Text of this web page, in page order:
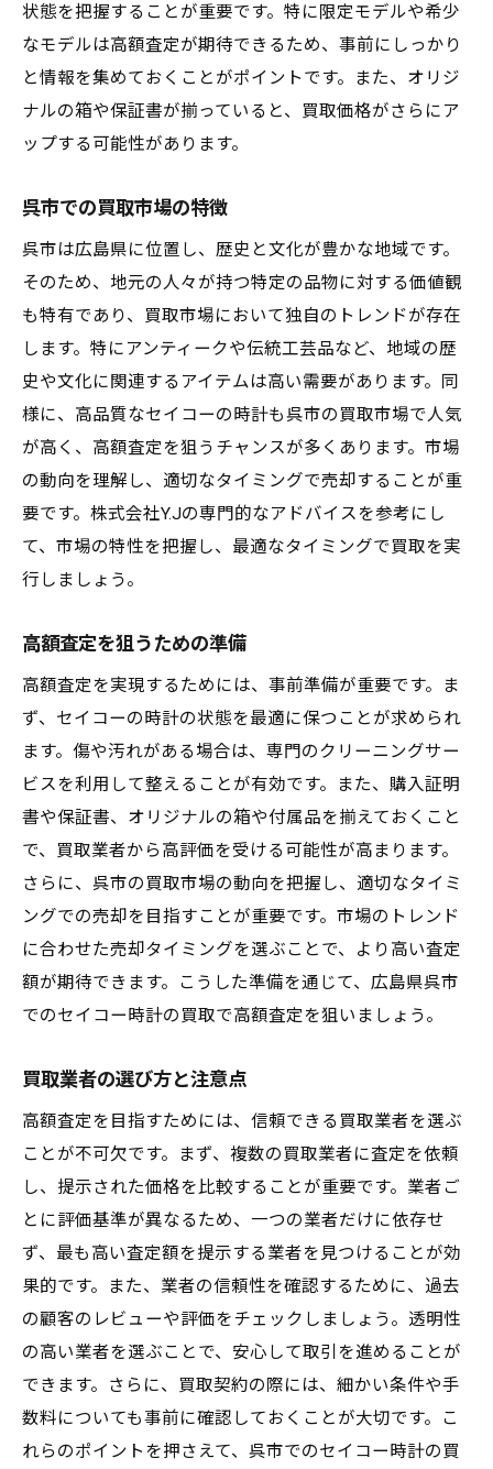
呉市でセイコーの買取価格を最大化するための
査定プロセス
時計のコンディションチェックポイント
買取業者とのコミュニケーション方法
査定額を引き上げるための交渉術
呉市での査定サービスの選び方
セイコー買取時に注意すべき重要なポイントと
は？
偽物に注意！本物のセイコーを見分ける方
法
買取契約時の注意点
査定結果に満足できない場合の対応策
信頼できる買取業者の見極め方
呉市でセイコーの時計を最高額で買取してもら
う方法
セイコー時計を高く売るためのタイミング
時計のメンテナンスとケアの重要性
高額査定を実現するための小技
呉市の買取業者比較と選び方
買取後のアフターフォローとサービス
セイコー買取の専門家が教える高額査定のコツ
査定前のクリーニング方法
専門家が勧める高額査定の秘訣
査定額を高めるためのポイント
買取専門業者が見るポイント
買取前に確認すべきチェックリスト
呉市の中古時計市場の特性
市場動向に合わせた売却戦略
高額買取を狙うための市場リサーチ方法
呉市の買取業者の動向と選び方
セイコー時計の人気モデルとその価値
状態を把握することが重要です。特に限定モデルや希少
なモデルは高額査定が期待できるため、事前にしっかり
と情報を集めておくことがポイントです。また、オリジ
ナルの箱や保証書が揃っていると、買取価格がさらにア
ップする可能性があります。
呉市での買取市場の特徴
呉市は広島県に位置し、歴史と文化が豊かな地域です。
そのため、地元の人々が持つ特定の品物に対する価値観
も特有であり、買取市場において独自のトレンドが存在
します。特にアンティークや伝統工芸品など、地域の歴
史や文化に関連するアイテムは高い需要があります。同
様に、高品質なセイコーの時計も呉市の買取市場で人気
が高く、高額査定を狙うチャンスが多くあります。市場
の動向を理解し、適切なタイミングで売却することが重
要です。株式会社Y.Jの専門的なアドバイスを参考にし
て、市場の特性を把握し、最適なタイミングで買取を実
行しましょう。
高額査定を狙うための準備
高額査定を実現するためには、事前準備が重要です。ま
ず、セイコーの時計の状態を最適に保つことが求められ
ます。傷や汚れがある場合は、専門のクリーニングサー
ビスを利用して整えることが有効です。また、購入証明
書や保証書、オリジナルの箱や付属品を揃えておくこと
で、買取業者から高評価を受ける可能性が高まります。
さらに、呉市の買取市場の動向を把握し、適切なタイミ
ングでの売却を目指すことが重要です。市場のトレンド
に合わせた売却タイミングを選ぶことで、より高い査定
額が期待できます。こうした準備を通じて、広島県呉市
でのセイコー時計の買取で高額査定を狙いましょう。
買取業者の選び方と注意点
高額査定を目指すためには、信頼できる買取業者を選ぶ
ことが不可欠です。まず、複数の買取業者に査定を依頼
し、提示された価格を比較することが重要です。業者ご
とに評価基準が異なるため、一つの業者だけに依存せ
ず、最も高い査定額を提示する業者を見つけることが効
果的です。また、業者の信頼性を確認するために、過去
の顧客のレビューや評価をチェックしましょう。透明性
の高い業者を選ぶことで、安心して取引を進めることが
できます。さらに、買取契約の際には、細かい条件や手
数料についても事前に確認しておくことが大切です。こ
れらのポイントを押さえて、呉市でのセイコー時計の買